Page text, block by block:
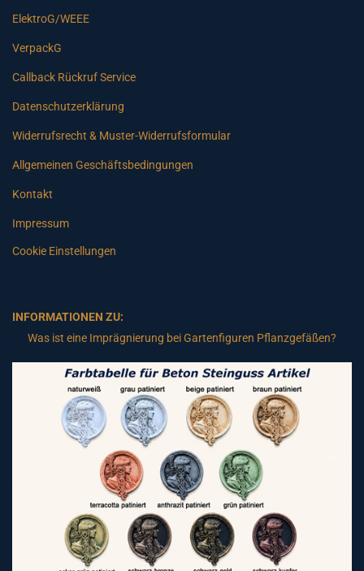
ElektroG/WEEE
VerpackG
Callback Rückruf Service
Datenschutzerklärung
Widerrufsrecht & Muster-Widerrufsformular
Allgemeinen Geschäftsbedingungen
Kontakt
Impressum
Cookie Einstellungen
INFORMATIONEN ZU:
Was ist eine Imprägnierung bei Gartenfiguren Pflanzgefäßen?